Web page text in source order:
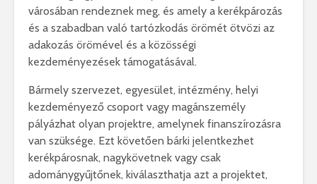
városában rendeznek meg, és amely a kerékpározás
és a szabadban való tartózkodás örömét ötvözi az
adakozás örömével és a közösségi
kezdeményezések támogatásával.
Bármely szervezet, egyesület, intézmény, helyi
kezdeményező csoport vagy magánszemély
pályázhat olyan projektre, amelynek finanszírozásra
van szüksége. Ezt követően bárki jelentkezhet
kerékpárosnak, nagykövetnek vagy csak
adománygyűjtőnek, kiválaszthatja azt a projektet,